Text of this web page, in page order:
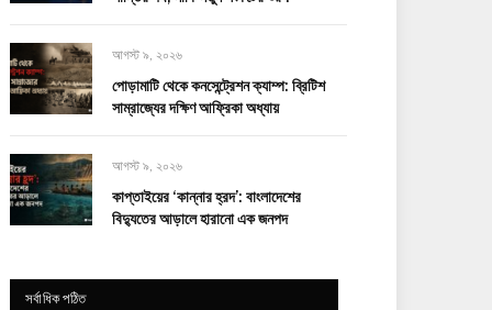
আগস্ট ৯, ২০২৬
পোড়ামাটি থেকে কনসেন্ট্রেশন ক্যাম্প: ব্রিটিশ
সাম্রাজ্যের দক্ষিণ আফ্রিকা অধ্যায়
আগস্ট ৯, ২০২৬
কাপ্তাইয়ের ‘কান্নার হ্রদ’: বাংলাদেশের
বিদ্যুতের আড়ালে হারানো এক জনপদ
সর্বাধিক পঠিত